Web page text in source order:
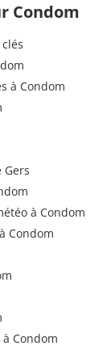
Condom
à Condom
Gers
à Condom
Condom
Condom